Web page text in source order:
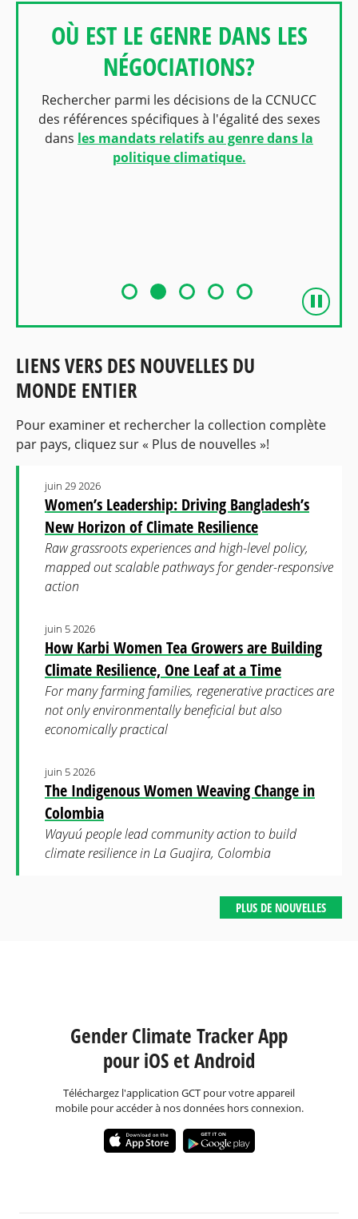
OÙ EST LE GENRE DANS LES
NÉGOCIATIONS?
Rechercher parmi les décisions de la CCNUCC
des références spécifiques à l'égalité des sexes
dans les mandats relatifs au genre dans la
politique climatique.
LIENS VERS DES NOUVELLES DU
MONDE ENTIER
Pour examiner et rechercher la collection complète
par pays, cliquez sur « Plus de nouvelles »!
Women’s Leadership: Driving Bangladesh’s
New Horizon of Climate Resilience
juin 29 2026
Raw grassroots experiences and high-level policy,
mapped out scalable pathways for gender-responsive
action
How Karbi Women Tea Growers are Building
Climate Resilience, One Leaf at a Time
juin 5 2026
For many farming families, regenerative practices are
not only environmentally beneficial but also
economically practical
The Indigenous Women Weaving Change in
Colombia
juin 5 2026
Wayuú people lead community action to build
climate resilience in La Guajira, Colombia
PLUS DE NOUVELLES
Gender Climate Tracker App
pour iOS et Android
Téléchargez l'application GCT pour votre appareil
mobile pour accéder à nos données hors connexion.